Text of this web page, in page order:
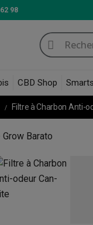
98
CBD Shop
Filtre à Charbon Anti-